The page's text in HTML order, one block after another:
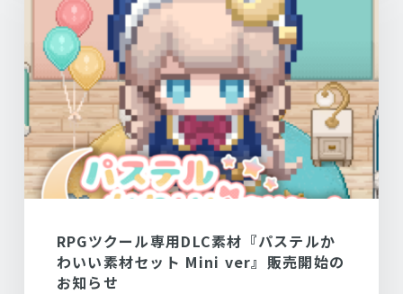
RPGツクール専用DLC素材『パステルか
わいい素材セット Mini ver』販売開始の
お知らせ